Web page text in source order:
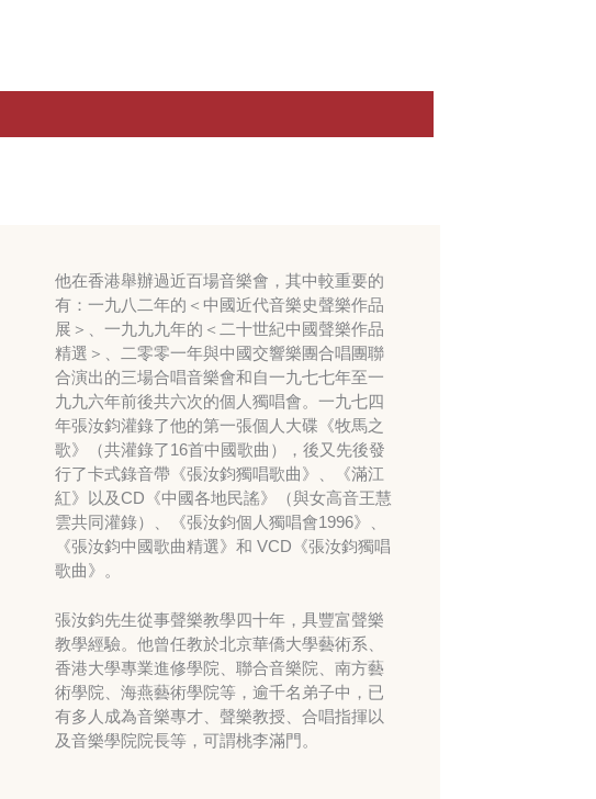
他在香港舉辦過近百場音樂會，其中較重要的
有：一九八二年的＜中國近代音樂史聲樂作品
展＞、一九九九年的＜二十世紀中國聲樂作品
精選＞、二零零一年與中國交響樂團合唱團聯
合演出的三場合唱音樂會和自一九七七年至一
九九六年前後共六次的個人獨唱會。一九七四
年張汝鈞灌錄了他的第一張個人大碟《牧馬之
歌》（共灌錄了16首中國歌曲），後又先後發
行了卡式錄音帶《張汝鈞獨唱歌曲》、《滿江
紅》以及CD《中國各地民謠》（與女高音王慧
雲共同灌錄）、《張汝鈞個人獨唱會1996》、
《張汝鈞中國歌曲精選》和 VCD《張汝鈞獨唱
歌曲》。
張汝鈞先生從事聲樂教學四十年，具豐富聲樂
教學經驗。他曾任教於北京華僑大學藝術系、
香港大學專業進修學院、聯合音樂院、南方藝
術學院、海燕藝術學院等，逾千名弟子中，已
有多人成為音樂專才、聲樂教授、合唱指揮以
及音樂學院院長等，可謂桃李滿門。